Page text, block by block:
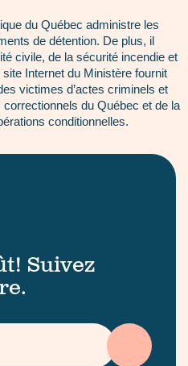
du Québec administre les
de détention. De plus, il
civile, de la sécurité incendie et
Internet du Ministère fournit
victimes d’actes criminels et
du Québec et de la
conditionnelles.
Suivez